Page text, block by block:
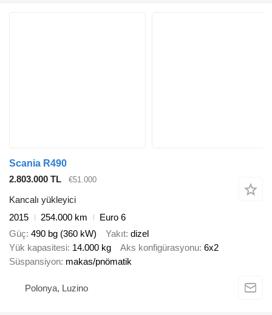
Scania R490
2.803.000 TL
€51.000
Kancalı yükleyici
2015
254.000 km
Euro 6
Güç 490 bg (360 kW) Yakıt dizel
Yük kapasitesi 14.000 kg Aks konfigürasyonu 6x2
Süspansiyon makas/pnömatik
Polonya, Luzino